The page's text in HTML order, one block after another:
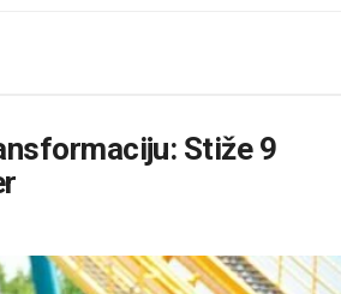
Stiže 9